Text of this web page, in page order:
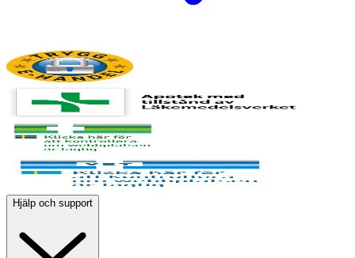
Hjälp och support